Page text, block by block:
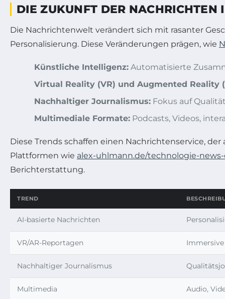
DIE ZUKUNFT DER
Die Nachrichtenwelt verändert sich mit rasanter
Personalisierung. Diese Veränderungen prägen, wie
Künstliche Intelligenz: Automatisierte
Virtual Reality (VR) und Augmented Reality
Nachhaltiger Journalismus: Fokus auf
Multimediale Formate: Podcasts, Videos,
Diese Trends schaffen einen Nachrichtenservice,
Plattformen wie alex-uhlmann.de/technologie-
Berichterstattung.
TREND
AI-basierte Nachrichten
VR/AR-Reportagen
Nachhaltiger Journalismus
Multimedia Audio,